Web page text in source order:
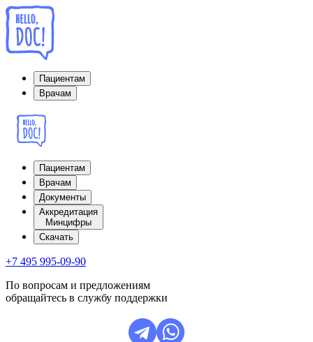
Пациентам
Врачам
Пациентам
Врачам
Документы
Аккредитация
Минцифры
Cкачать
+7 495 995-09-90
По вопросам и предложениям
обращайтесь в службу поддержки